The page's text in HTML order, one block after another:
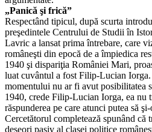
„Panică şi frică”
Respectând tipicul, după scurta
preşedintele Centrului de Studii în
Lavric a lansat prima întrebare, care
româneşti din epocă de a împiedica
1940 şi dispariţia României Mari,
luat cuvântul a fost Filip-Lucian
momentului nu ar fi avut posibilitatea
1940, crede Filip-Lucian Iorga, ea nu
răspunderea pe care atunci putea să
Cercetătorul completează spunând că
deseori pasiv al clasei politice